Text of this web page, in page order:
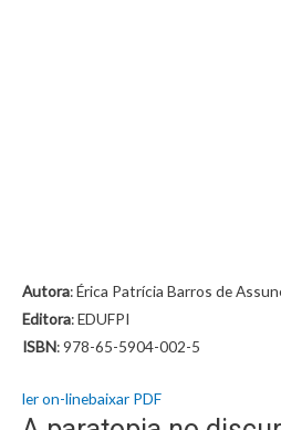
Autora: Érica Patrícia Barros de
Editora: EDUFPI
ISBN: 978-65-5904-002-5
ler on-linebaixar PDF